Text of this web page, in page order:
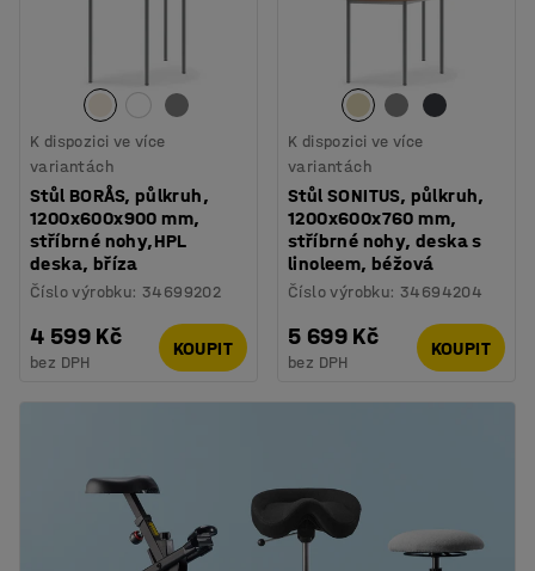
K dispozici ve více
variantách
Stůl BORÅS, půlkruh,
1200x600x900 mm,
stříbrné nohy,HPL
deska, bříza
Číslo výrobku:34699202
4 599 Kč
bez DPH
KOUPIT
K dispozici ve více
variantách
Stůl SONITUS, půlkruh,
1200x600x760 mm,
stříbrné nohy, deska s
linoleem, béžová
Číslo výrobku:34694204
5 699 Kč
bez DPH
KOUPIT